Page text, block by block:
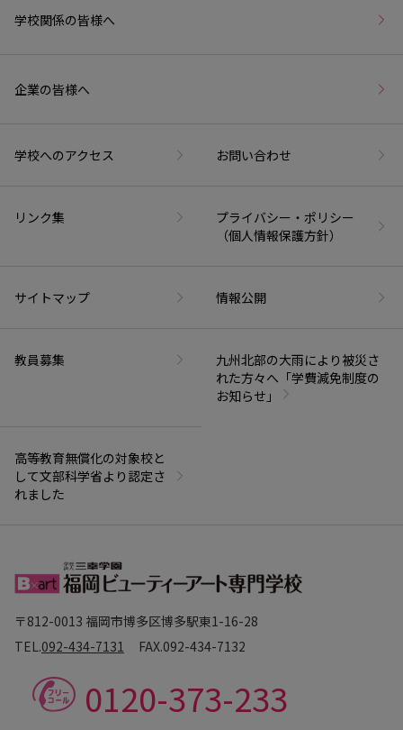
学校関係の皆様へ
企業の皆様へ
学校へのアクセス お問い合わせ
リンク集
プライバシー・ポリシー
（個人情報保護方針）
サイトマップ 情報公開
教員募集
九州北部の大雨により被災さ
れた方々へ「学費減免制度の
お知らせ」
高等教育無償化の対象校と
して文部科学省より認定さ
れました
〒812-0013 福岡市博多区博多駅東1-16-28
TEL.092-434-7131 FAX.092-434-7132
0120-373-233